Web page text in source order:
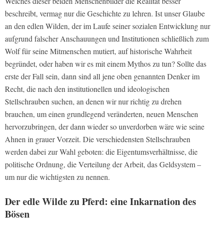
beschreibt, vermag nur die Geschichte zu lehren. Ist unser Glaube
an den edlen Wilden, der im Laufe seiner sozialen Entwicklung nur
aufgrund falscher Anschauungen und Institutionen schließlich zum
Wolf für seine Mitmenschen mutiert, auf historische Wahrheit
begründet, oder haben wir es mit einem Mythos zu tun? Sollte das
erste der Fall sein, dann sind all jene oben genannten Denker im
Recht, die nach den institutionellen und ideologischen
Stellschraubensuchen, an denen wir nur richtig zu drehen
brauchen, um einen grundlegend veränderten, neuen Menschen
hervorzubringen, der dann wieder so unverdorben wäre wie seine
Ahnen in grauer Vorzeit. Die verschiedensten Stellschrauben
werden dabei zur Wahl geboten: die Eigentumsverhältnisse, die
politische Ordnung, die Verteilung der Arbeit, das Geldsystem –
um nur die wichtigsten zu nennen.
Der edle Wilde zu Pferd: eine Inkarnation des
Bösen